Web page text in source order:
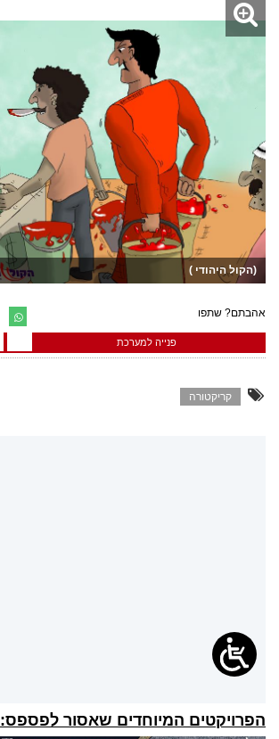
(הקול היהודי )
אהבתם? שתפו
פנייה למערכת
קריקטורה
הפרויקטים המיוחדים שאסור לפספס: